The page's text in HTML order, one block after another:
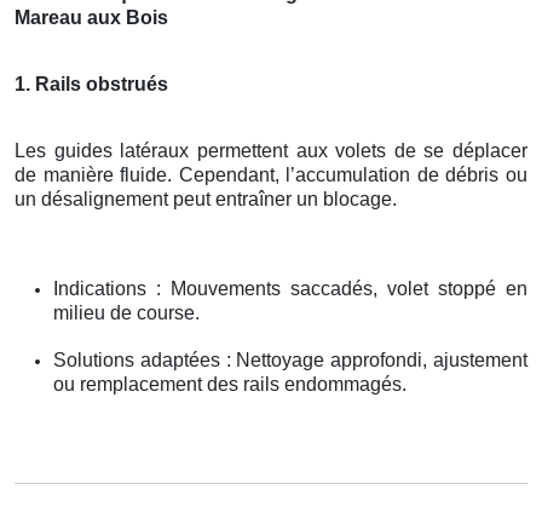
Mareau aux Bois
1. Rails obstrués
Les guides latéraux permettent aux volets de se déplacer
de manière fluide. Cependant, l’accumulation de débris ou
un désalignement peut entraîner un blocage.
Indications : Mouvements saccadés, volet stoppé en
milieu de course.
Solutions adaptées : Nettoyage approfondi, ajustement
ou remplacement des rails endommagés.